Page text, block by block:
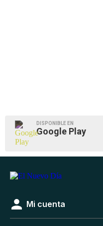
DISPONIBLE EN
Google Play
Mi cuenta